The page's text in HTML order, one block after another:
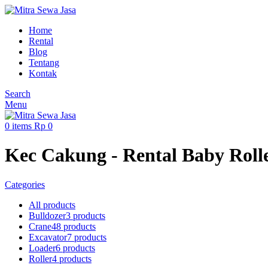
Home
Rental
Blog
Tentang
Kontak
Search
Menu
0 items Rp 0
Kec Cakung - Rental Baby
Categories
All products
Bulldozer3 products
Crane48 products
Excavator7 products
Loader6 products
Roller4 products